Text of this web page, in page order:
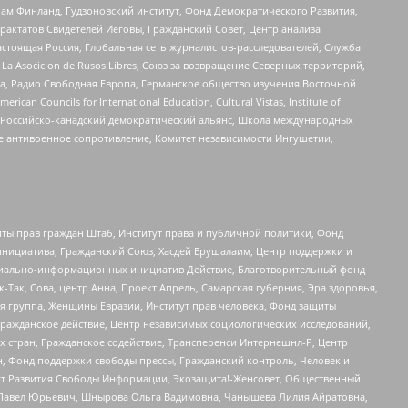
Финланд, Гудзоновский институт, Фонд Демократического Развития,
Свидетелей Иеговы, Гражданский Совет, Центр анализа
Россия, Глобальная сеть журналистов-расследователей, Служба
Asocicion de Rusos Libres, Союз за возвращение Северных территорий,
Радио Свободная Европа, Германское общество изучения Восточной
Councils for International Education, Cultural Vistas, Institute of
канадский демократический альянс, Школа международных
сопротивление, Комитет независимости Ингушетии,
прав граждан Штаб, Институт права и публичной политики, Фонд
Гражданский Союз, Хасдей Ерушалаим, Центр поддержки и
информационных инициатив Действие, Благотворительный фонд
Сова, центр Анна, Проект Апрель, Самарская губерния, Эра здоровья,
Женщины Евразии, Институт прав человека, Фонд защиты
действие, Центр независимых социологических исследований,
Гражданское содействие, Трансперенси Интернешнл-Р, Центр
поддержки свободы прессы, Гражданский контроль, Человек и
Развития Свободы Информации, Экозащита!-Женсовет, Общественный
Юрьевич, Шнырова Ольга Вадимовна, Чанышева Лилия Айратовна,